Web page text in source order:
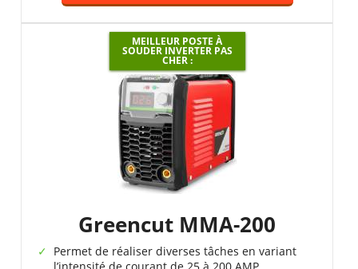
MEILLEUR POSTE À
SOUDER INVERTER PAS
CHER :
Greencut MMA-200
Permet de réaliser diverses tâches en variant